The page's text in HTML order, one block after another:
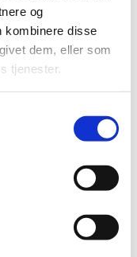
og
kombinere disse
dem, eller som
tjenester.
som ”tegner og